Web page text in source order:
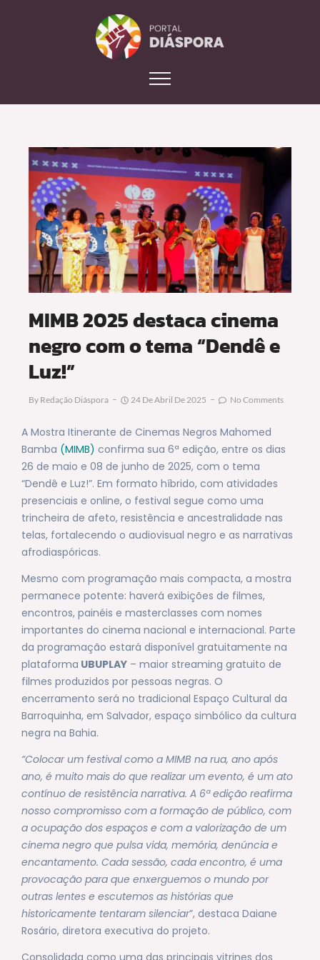
MIMB 2025 destaca cinema
negro com o tema “Dendê e
Luz!”
By Redação Diáspora 24 De Abril De 2025 No Comments
A Mostra Itinerante de Cinemas Negros Mahomed
Bamba (MIMB) confirma sua 6ª edição, entre os dias
26 de maio e 08 de junho de 2025, com o tema
“Dendê e Luz!”. Em formato híbrido, com atividades
presenciais e online, o festival segue como uma
trincheira de afeto, resistência e ancestralidade nas
telas, fortalecendo o audiovisual negro e as narrativas
afrodiaspóricas.
Mesmo com programação mais compacta, a mostra
permanece potente: haverá exibições de filmes,
encontros, painéis e masterclasses com nomes
importantes do cinema nacional e internacional. Parte
da programação estará disponível gratuitamente na
plataforma UBUPLAY – maior streaming gratuito de
filmes produzidos por pessoas negras. O
encerramento será no tradicional Espaço Cultural da
Barroquinha, em Salvador, espaço simbólico da cultura
negra na Bahia.
“Colocar um festival como a MIMB na rua, ano após
ano, é muito mais do que realizar um evento, é um ato
contínuo de resistência narrativa. A 6ª edição reafirma
nosso compromisso com a formação de público, com
a ocupação dos espaços e com a valorização de um
cinema negro que pulsa vida, memória, denúncia e
encantamento. Cada sessão, cada encontro, é uma
provocação para que enxerguemos o mundo por
outras lentes e escutemos as histórias que
historicamente tentaram silenciar”, destaca Daiane
Rosário, diretora executiva do projeto.
Consolidada como uma das principais vitrines dos